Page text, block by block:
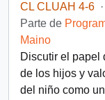
CL CLUAH 4-6 ·
Parte de
Maino
Discutir el papel
de los hijos y
del niño como